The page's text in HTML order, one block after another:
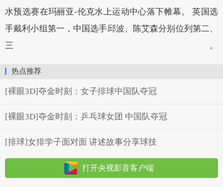
水预选赛在玛丽亚-伦克水上运动中心落下帷幕。 英国选
手戴利小组第一，中国选手邱波、陈艾森分别位列第二、
三。
热点推荐
[裸眼3D]夺金时刻：女子排球中国队夺冠
[裸眼3D]夺金时刻：乒乓球女团 中国队夺冠
[排球]女排学子面对面 讲述故事分享球技
打开央视影音客户端